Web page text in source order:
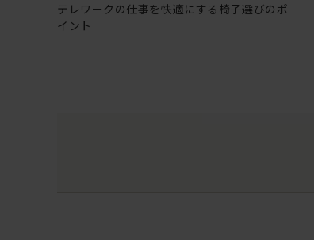
テレワークの仕事を快適にする椅子選びのポ
イント